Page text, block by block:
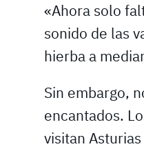
«Ahora solo
sonido de las
hierba a
Sin embargo,
encantados.
visitan